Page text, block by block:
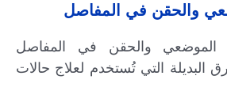
والحقن في المفاصل
الموضعي والحقن في المفاصل
البديلة التي تُستخدم لعلاج حالات